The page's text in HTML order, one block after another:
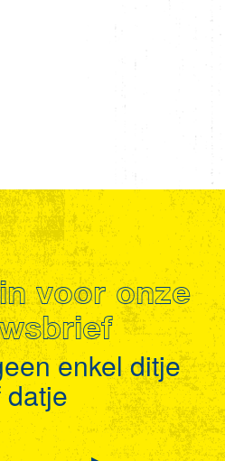
voor onze
enkel ditje
datje